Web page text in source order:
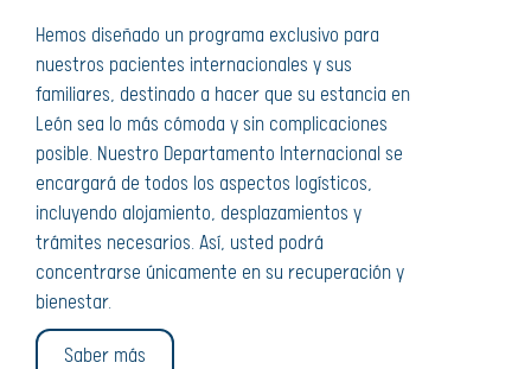
Hemos diseñado un programa exclusivo para
nuestros pacientes internacionales y sus
familiares, destinado a hacer que su estancia en
León sea lo más cómoda y sin complicaciones
posible. Nuestro Departamento Internacional se
encargará de todos los aspectos logísticos,
incluyendo alojamiento, desplazamientos y
trámites necesarios. Así, usted podrá
concentrarse únicamente en su recuperación y
bienestar.
Saber más